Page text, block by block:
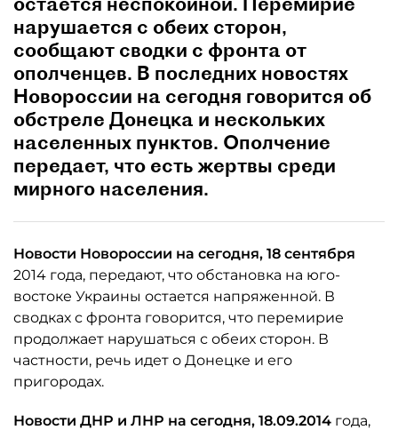
нарушается с обеих сторон,
сообщают сводки с фронта от
ополченцев. В последних новостях
Новороссии на сегодня говорится об
обстреле Донецка и нескольких
населенных пунктов. Ополчение
передает, что есть жертвы среди
мирного населения.
Новости Новороссии на сегодня, 18 сентября
2014 года, передают, что обстановка на юго-
востоке Украины остается напряженной. В
сводках с фронта говорится, что перемирие
продолжает нарушаться с обеих сторон. В
частности, речь идет о Донецке и его
пригородах.
Новости ДНР и ЛНР на сегодня, 18.09.2014 года,